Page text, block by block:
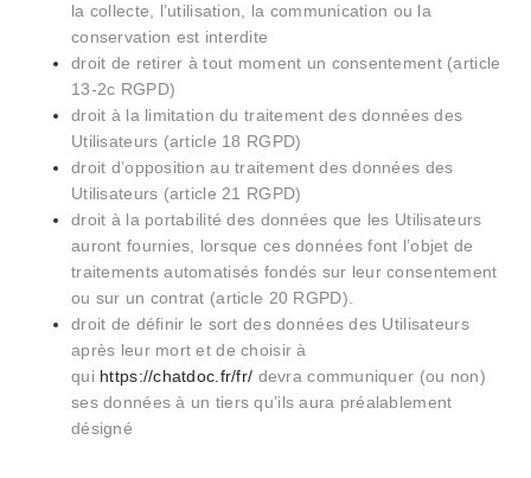
la collecte, l’utilisation, la communication ou la
conservation est interdite
droit de retirer à tout moment un consentement (article
13-2c RGPD)
droit à la limitation du traitement des données des
Utilisateurs (article 18 RGPD)
droit d’opposition au traitement des données des
Utilisateurs (article 21 RGPD)
droit à la portabilité des données que les Utilisateurs
auront fournies, lorsque ces données font l’objet de
traitements automatisés fondés sur leur consentement
ou sur un contrat (article 20 RGPD).
droit de définir le sort des données des Utilisateurs
après leur mort et de choisir à
qui https://chatdoc.fr/fr/ devra communiquer (ou non)
ses données à un tiers qu’ils aura préalablement
désigné